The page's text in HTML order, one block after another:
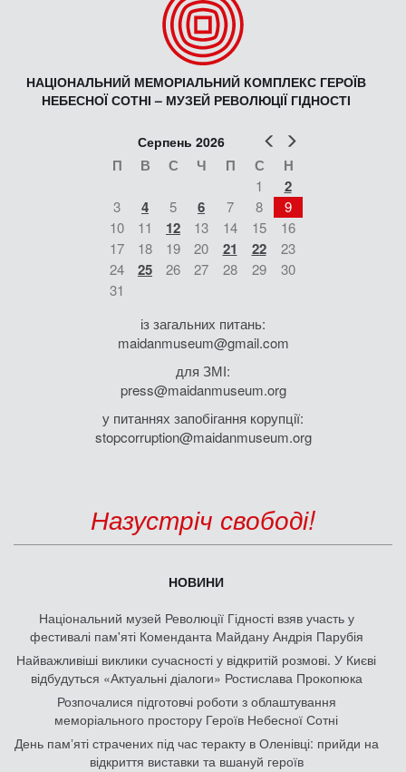
НАЦІОНАЛЬНИЙ МЕМОРІАЛЬНИЙ КОМПЛЕКС ГЕРОЇВ
НЕБЕСНОЇ СОТНІ – МУЗЕЙ РЕВОЛЮЦІЇ ГІДНОСТІ
Попер
Серпень 2026
П В С Ч П С Н
1 2
3 4 5 6 7 8
9
10
11 12 13 14 15
16
17
18 19 20 21 22
23
24
25 26 27 28 29
30
31
із загальних питань:
maidanmuseum@gmail.com
для ЗМІ:
press@maidanmuseum.org
у питаннях запобігання корупції:
stopcorruption@maidanmuseum.org
Назустріч свободі!
НОВИНИ
Національний музей Революції Гідності взяв участь у
фестивалі пам'яті Коменданта Майдану Андрія Парубія
Найважливіші виклики сучасності у відкритій розмові. У Києві
відбудуться «Актуальні діалоги» Ростислава Прокопюка
Розпочалися підготовчі роботи з облаштування
меморіального простору Героїв Небесної Сотні
День памʼяті страчених під час теракту в Оленівці: прийди на
відкриття виставки та вшануй героїв